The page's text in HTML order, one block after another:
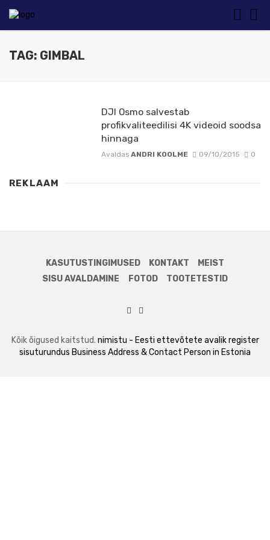
TAG: GIMBAL
DJI Osmo salvestab
profikvaliteedilisi 4K videoid soodsa
hinnaga
Avaldas ANDRI KOOLME 09/10/2015 0
REKLAAM
KASUTUSTINGIMUSED KONTAKT
MEIST
SISU AVALDAMINE
FOTOD TOOTETESTID
Kõik õigused kaitstud. nimistu - Eesti ettevõtete avalik register
sisuturundus Business Address & Contact Person in Estonia